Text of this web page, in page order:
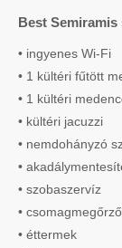
Best
• ingyenes Wi-Fi
• 1 kültéri fűtött
• 1 kültéri
• kültéri jacuzzi
• nemdohányzó
•
• szobaszervíz
• csomagmegőrző
• éttermek